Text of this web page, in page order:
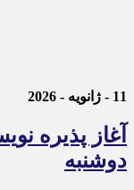
11 - ژانویه - 2026
آغاز پذیره
دوشنبه